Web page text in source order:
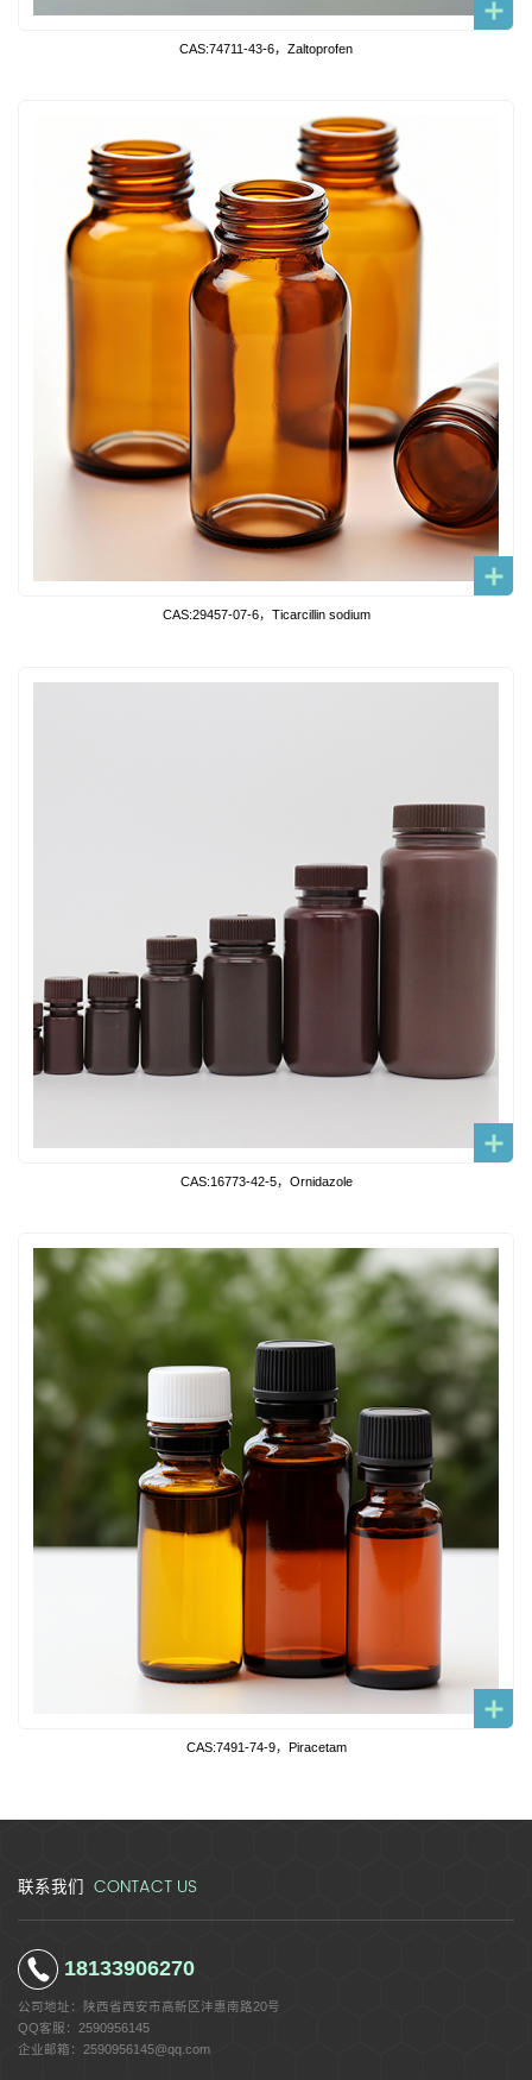
CAS:74711-43-6，Zaltoprofen
CAS:29457-07-6，Ticarcillin sodium
CAS:16773-42-5，Ornidazole
CAS:7491-74-9，Piracetam
联系我们 CONTACT US
18133906270
公司地址：
陕西省西安市高新区沣惠南路20号
QQ客服： 2590956145
企业邮箱： 2590956145@qq.com